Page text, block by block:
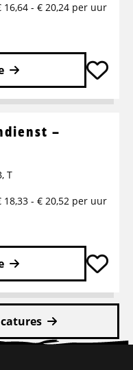
16,64 - € 20,24 per uur
–
, T
18,33 - € 20,52 per uur